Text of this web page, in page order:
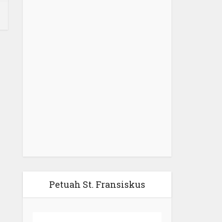
Petuah St. Fransiskus